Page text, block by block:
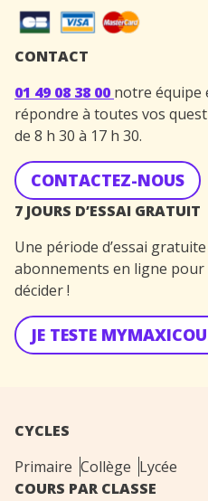
CONTACT
01 49 08 38 00 notre équipe
répondre à toutes vos
de 8 h 30 à 17 h 30.
CONTACTEZ-NOUS
7 JOURS D’ESSAI GRATUIT
Une période d’essai
abonnements en ligne
décider !
JE TESTE
CYCLES
Primaire Collège Lycée
COURS PAR CLASSE